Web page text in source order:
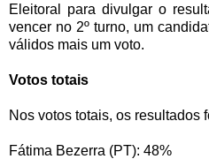
Eleitoral para divulgar o
vencer no 2º turno, um
válidos mais um voto.
Votos totais
Nos votos totais, os resultados
Fátima Bezerra (PT): 48%